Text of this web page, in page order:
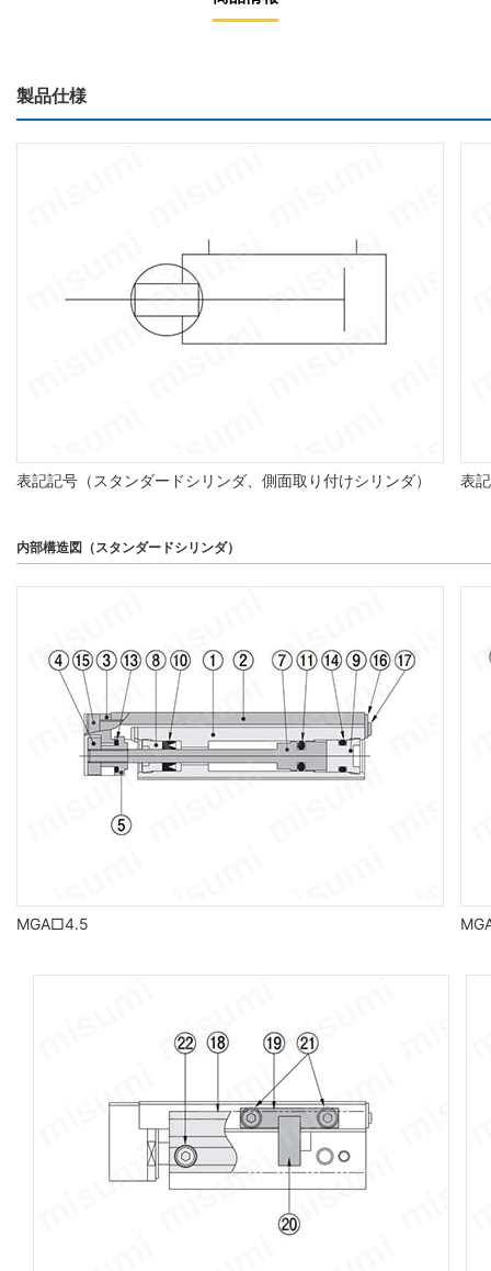
製品仕様
表記記号（スタンダードシリンダ、側面取り付けシリンダ） 表
内部構造図（スタンダードシリンダ）
MGA□4.5